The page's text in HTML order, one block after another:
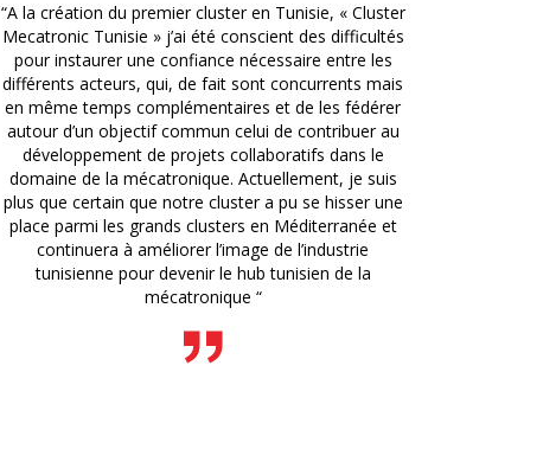
“A la création du premier cluster en Tunisie, « Cluster
Mecatronic Tunisie » j’ai été conscient des difficultés
pour instaurer une confiance nécessaire entre les
différents acteurs, qui, de fait sont concurrents mais
en même temps complémentaires et de les fédérer
autour d’un objectif commun celui de contribuer au
développement de projets collaboratifs dans le
domaine de la mécatronique. Actuellement, je suis
plus que certain que notre cluster a pu se hisser une
place parmi les grands clusters en Méditerranée et
continuera à améliorer l’image de l’industrie
tunisienne pour devenir le hub tunisien de la
mécatronique “